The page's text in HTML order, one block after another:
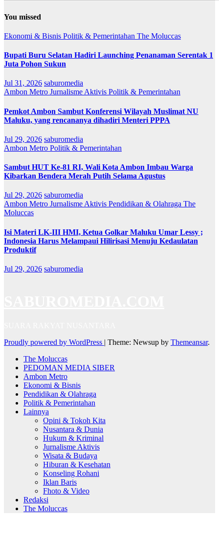
You missed
Ekonomi & Bisnis Politik & Pemerintahan The Moluccas
Bupati Buru Selatan Hadiri Launching Penanaman Serentak 1
Juta Pohon Sukun
Jul 31, 2026 saburomedia
Ambon Metro Jurnalisme Aktivis Politik & Pemerintahan
Pemkot Ambon Sambut Konferensi Wilayah Muslimat NU
Maluku, yang rencananya dihadiri Menteri PPPA
Jul 29, 2026 saburomedia
Ambon Metro Politik & Pemerintahan
Sambut HUT Ke-81 RI, Wali Kota Ambon Imbau Warga
Kibarkan Bendera Merah Putih Selama Agustus
Jul 29, 2026 saburomedia
Ambon Metro Jurnalisme Aktivis Pendidikan & Olahraga The
Moluccas
Isi Materi LK-III HMI, Ketua Golkar Maluku Umar Lessy ;
Indonesia Harus Melampaui Hilirisasi Menuju Kedaulatan
Produktif
Jul 29, 2026 saburomedia
Proudly powered by WordPress | Theme: Newsup by Themeansar.
The Moluccas
PEDOMAN MEDIA SIBER
Ambon Metro
Ekonomi & Bisnis
Pendidikan & Olahraga
Politik & Pemerintahan
Lainnya
Opini & Tokoh Kita
Nusantara & Dunia
Hukum & Kriminal
Jurnalisme Aktivis
Wisata & Budaya
Hiburan & Kesehatan
Konseling Rohani
Iklan Baris
Fhoto & Video
Redaksi
The Moluccas